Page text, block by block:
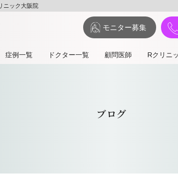
ニック大阪院
モニター募集
症例⼀覧 ドクター一覧 顧問医師 Rクリニ
ブログ